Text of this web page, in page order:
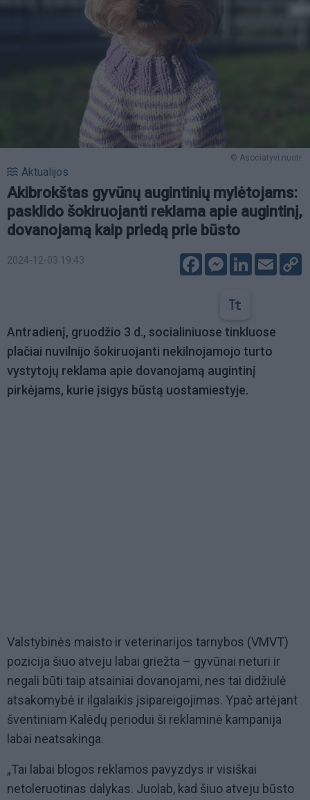
© Asociatyvi nuotr.
Aktualijos
Akibrokštas gyvūnų augintinių mylėtojams:
pasklido šokiruojanti reklama apie augintinį,
dovanojamą kaip priedą prie būsto
2024-12-03 19:43 FacebookMessenger
LinkedIn
Email
Antradienį, gruodžio 3 d., socialiniuose tinkluose
plačiai nuvilnijo šokiruojanti nekilnojamojo turto
vystytojų reklama apie dovanojamą augintinį
pirkėjams, kurie įsigys būstą uostamiestyje.
Valstybinės maisto ir veterinarijos tarnybos (VMVT)
pozicija šiuo atveju labai griežta – gyvūnai neturi ir
negali būti taip atsainiai dovanojami, nes tai didžiulė
atsakomybė ir ilgalaikis įsipareigojimas. Ypač artėjant
šventiniam Kalėdų periodui ši reklaminė kampanija
labai neatsakinga.
„Tai labai blogos reklamos pavyzdys ir visiškai
netoleruotinas dalykas. Juolab, kad šiuo atveju būsto